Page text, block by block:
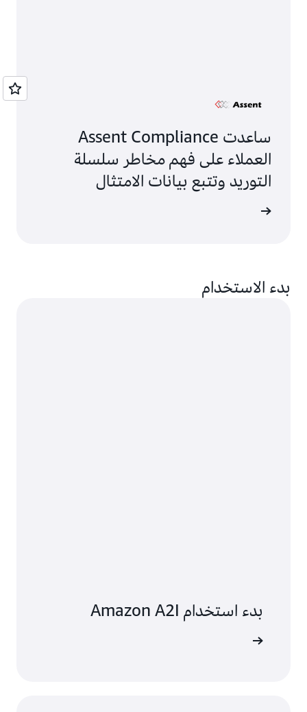
ساعدت Assent Compliance
العملاء على فهم مخاطر سلسلة
التوريد وتتبع بيانات الامتثال
بدء الاستخدام
بدء استخدام Amazon A2I